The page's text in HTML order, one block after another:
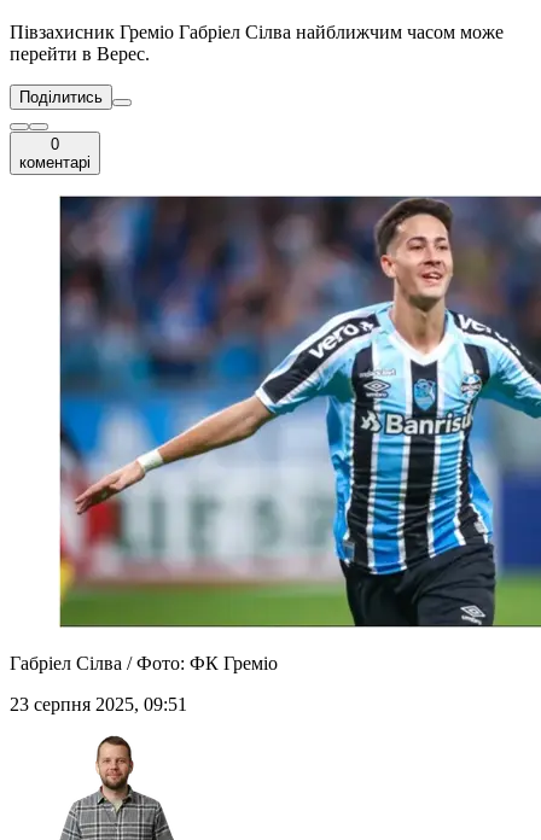
Півзахисник Греміо Габріел Сілва найближчим часом може
перейти в Верес.
Поділитись
0
коментарі
Габріел Сілва / Фото: ФК Греміо
23 серпня 2025, 09:51